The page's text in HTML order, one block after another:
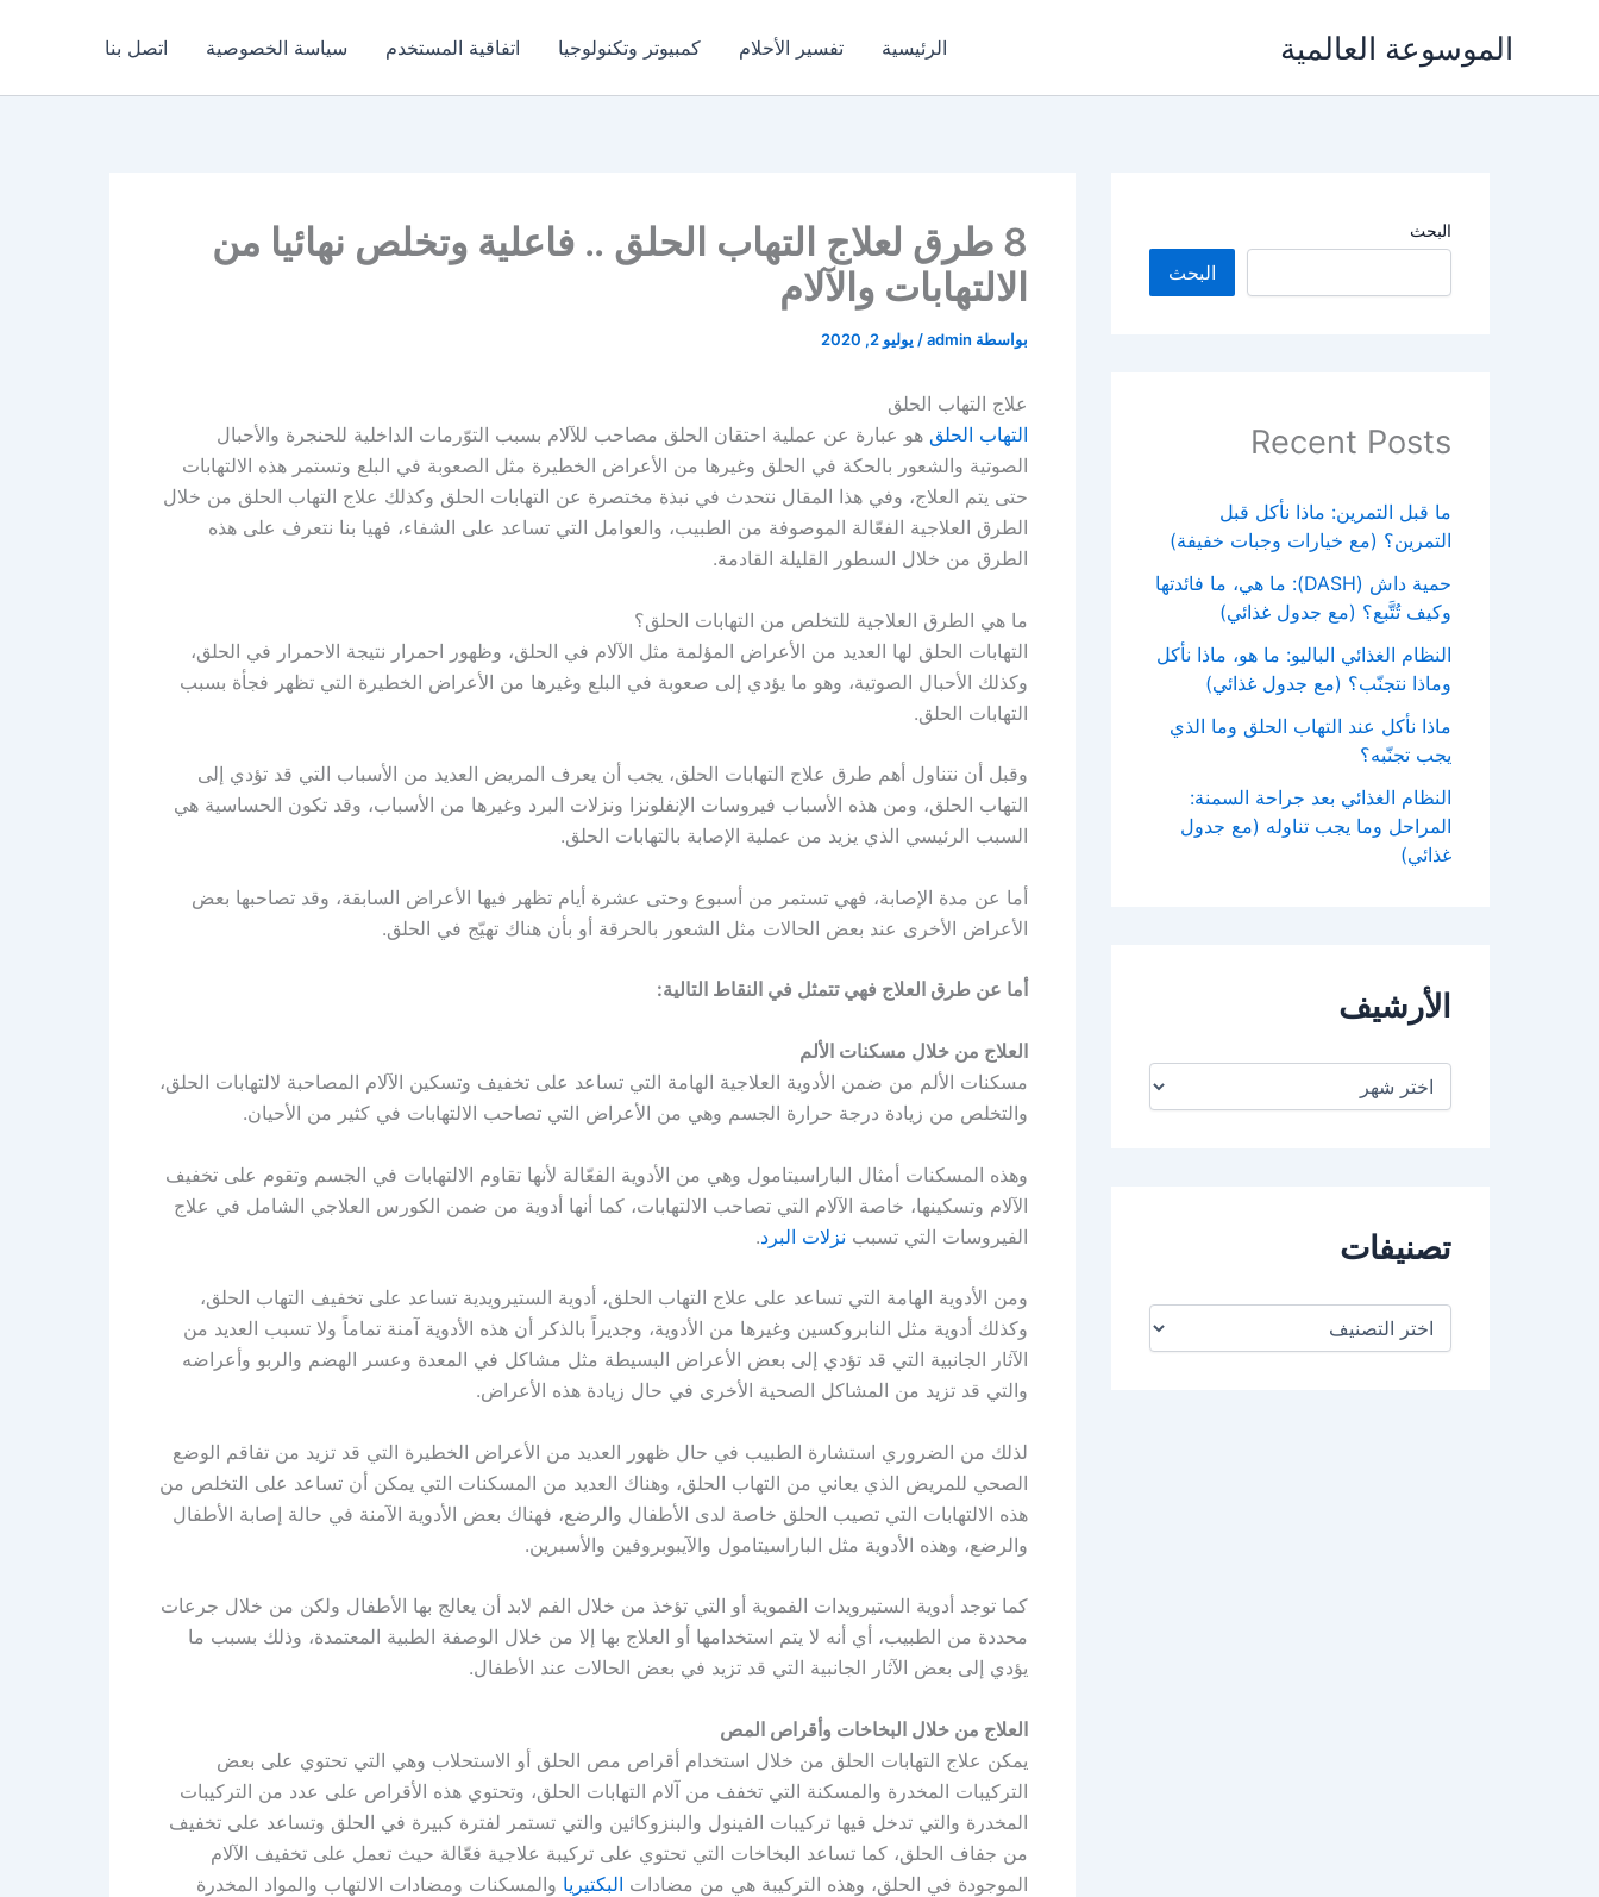
الموسوعة العالمية الرئيسية تفسير الأحلام كمبيوتر وتكنولوجيا اتفاقية المستخدم سياسة الخصوصية اتصل بنا
البحث
البحث
Recent Posts
ما قبل التمرين: ماذا نأكل قبل
التمرين؟ (مع خيارات وجبات خفيفة)
حمية داش (DASH): ما هي، ما فائدتها
وكيف تُتَّبع؟ (مع جدول غذائي)
النظام الغذائي الباليو: ما هو، ماذا نأكل
وماذا نتجنّب؟ (مع جدول غذائي)
ماذا نأكل عند التهاب الحلق وما الذي
يجب تجنّبه؟
النظام الغذائي بعد جراحة السمنة:
المراحل وما يجب تناوله (مع جدول
غذائي)
الأرشيف
تصنيفات
8 طرق لعلاج التهاب الحلق .. فاعلية وتخلص نهائيا من
الالتهابات والآلام
بواسطة admin
/ يوليو 2, 2020
علاج التهاب الحلق
التهاب الحلق هو عبارة عن عملية احتقان الحلق مصاحب للآلام بسبب التوّرمات الداخلية للحنجرة والأحبال
الصوتية والشعور بالحكة في الحلق وغيرها من الأعراض الخطيرة مثل الصعوبة في البلع وتستمر هذه الالتهابات
حتى يتم العلاج، وفي هذا المقال نتحدث في نبذة مختصرة عن التهابات الحلق وكذلك علاج التهاب الحلق من خلال
الطرق العلاجية الفعّالة الموصوفة من الطبيب، والعوامل التي تساعد على الشفاء، فهيا بنا نتعرف على هذه
الطرق من خلال السطور القليلة القادمة.
ما هي الطرق العلاجية للتخلص من التهابات الحلق؟
التهابات الحلق لها العديد من الأعراض المؤلمة مثل الآلام في الحلق، وظهور احمرار نتيجة الاحمرار في الحلق،
وكذلك الأحبال الصوتية، وهو ما يؤدي إلى صعوبة في البلع وغيرها من الأعراض الخطيرة التي تظهر فجأة بسبب
التهابات الحلق.
وقبل أن نتناول أهم طرق علاج التهابات الحلق، يجب أن يعرف المريض العديد من الأسباب التي قد تؤدي إلى
التهاب الحلق، ومن هذه الأسباب فيروسات الإنفلونزا ونزلات البرد وغيرها من الأسباب، وقد تكون الحساسية هي
السبب الرئيسي الذي يزيد من عملية الإصابة بالتهابات الحلق.
أما عن مدة الإصابة، فهي تستمر من أسبوع وحتى عشرة أيام تظهر فيها الأعراض السابقة، وقد تصاحبها بعض
الأعراض الأخرى عند بعض الحالات مثل الشعور بالحرقة أو بأن هناك تهيّج في الحلق.
أما عن طرق العلاج فهي تتمثل في النقاط التالية:
العلاج من خلال مسكنات الألم
مسكنات الألم من ضمن الأدوية العلاجية الهامة التي تساعد على تخفيف وتسكين الآلام المصاحبة لالتهابات الحلق،
والتخلص من زيادة درجة حرارة الجسم وهي من الأعراض التي تصاحب الالتهابات في كثير من الأحيان.
وهذه المسكنات أمثال الباراسيتامول وهي من الأدوية الفعّالة لأنها تقاوم الالتهابات في الجسم وتقوم على تخفيف
الآلام وتسكينها، خاصة الآلام التي تصاحب الالتهابات، كما أنها أدوية من ضمن الكورس العلاجي الشامل في علاج
الفيروسات التي تسبب نزلات البرد.
ومن الأدوية الهامة التي تساعد على علاج التهاب الحلق، أدوية الستيرويدية تساعد على تخفيف التهاب الحلق،
وكذلك أدوية مثل النابروكسين وغيرها من الأدوية، وجديراً بالذكر أن هذه الأدوية آمنة تماماً ولا تسبب العديد من
الآثار الجانبية التي قد تؤدي إلى بعض الأعراض البسيطة مثل مشاكل في المعدة وعسر الهضم والربو وأعراضه
والتي قد تزيد من المشاكل الصحية الأخرى في حال زيادة هذه الأعراض.
لذلك من الضروري استشارة الطبيب في حال ظهور العديد من الأعراض الخطيرة التي قد تزيد من تفاقم الوضع
الصحي للمريض الذي يعاني من التهاب الحلق، وهناك العديد من المسكنات التي يمكن أن تساعد على التخلص من
هذه الالتهابات التي تصيب الحلق خاصة لدى الأطفال والرضع، فهناك بعض الأدوية الآمنة في حالة إصابة الأطفال
والرضع، وهذه الأدوية مثل الباراسيتامول والآيبوبروفين والأسبرين.
كما توجد أدوية الستيرويدات الفموية أو التي تؤخذ من خلال الفم لابد أن يعالج بها الأطفال ولكن من خلال جرعات
محددة من الطبيب، أي أنه لا يتم استخدامها أو العلاج بها إلا من خلال الوصفة الطبية المعتمدة، وذلك بسبب ما
يؤدي إلى بعض الآثار الجانبية التي قد تزيد في بعض الحالات عند الأطفال.
العلاج من خلال البخاخات وأقراص المص
يمكن علاج التهابات الحلق من خلال استخدام أقراص مص الحلق أو الاستحلاب وهي التي تحتوي على بعض
التركيبات المخدرة والمسكنة التي تخفف من آلام التهابات الحلق، وتحتوي هذه الأقراص على عدد من التركيبات
المخدرة والتي تدخل فيها تركيبات الفينول والبنزوكائين والتي تستمر لفترة كبيرة في الحلق وتساعد على تخفيف
من جفاف الحلق، كما تساعد البخاخات التي تحتوي على تركيبة علاجية فعّالة حيث تعمل على تخفيف الآلام
الموجودة في الحلق، وهذه التركيبة هي من مضادات البكتيريا والمسكنات ومضادات الالتهاب والمواد المخدرة